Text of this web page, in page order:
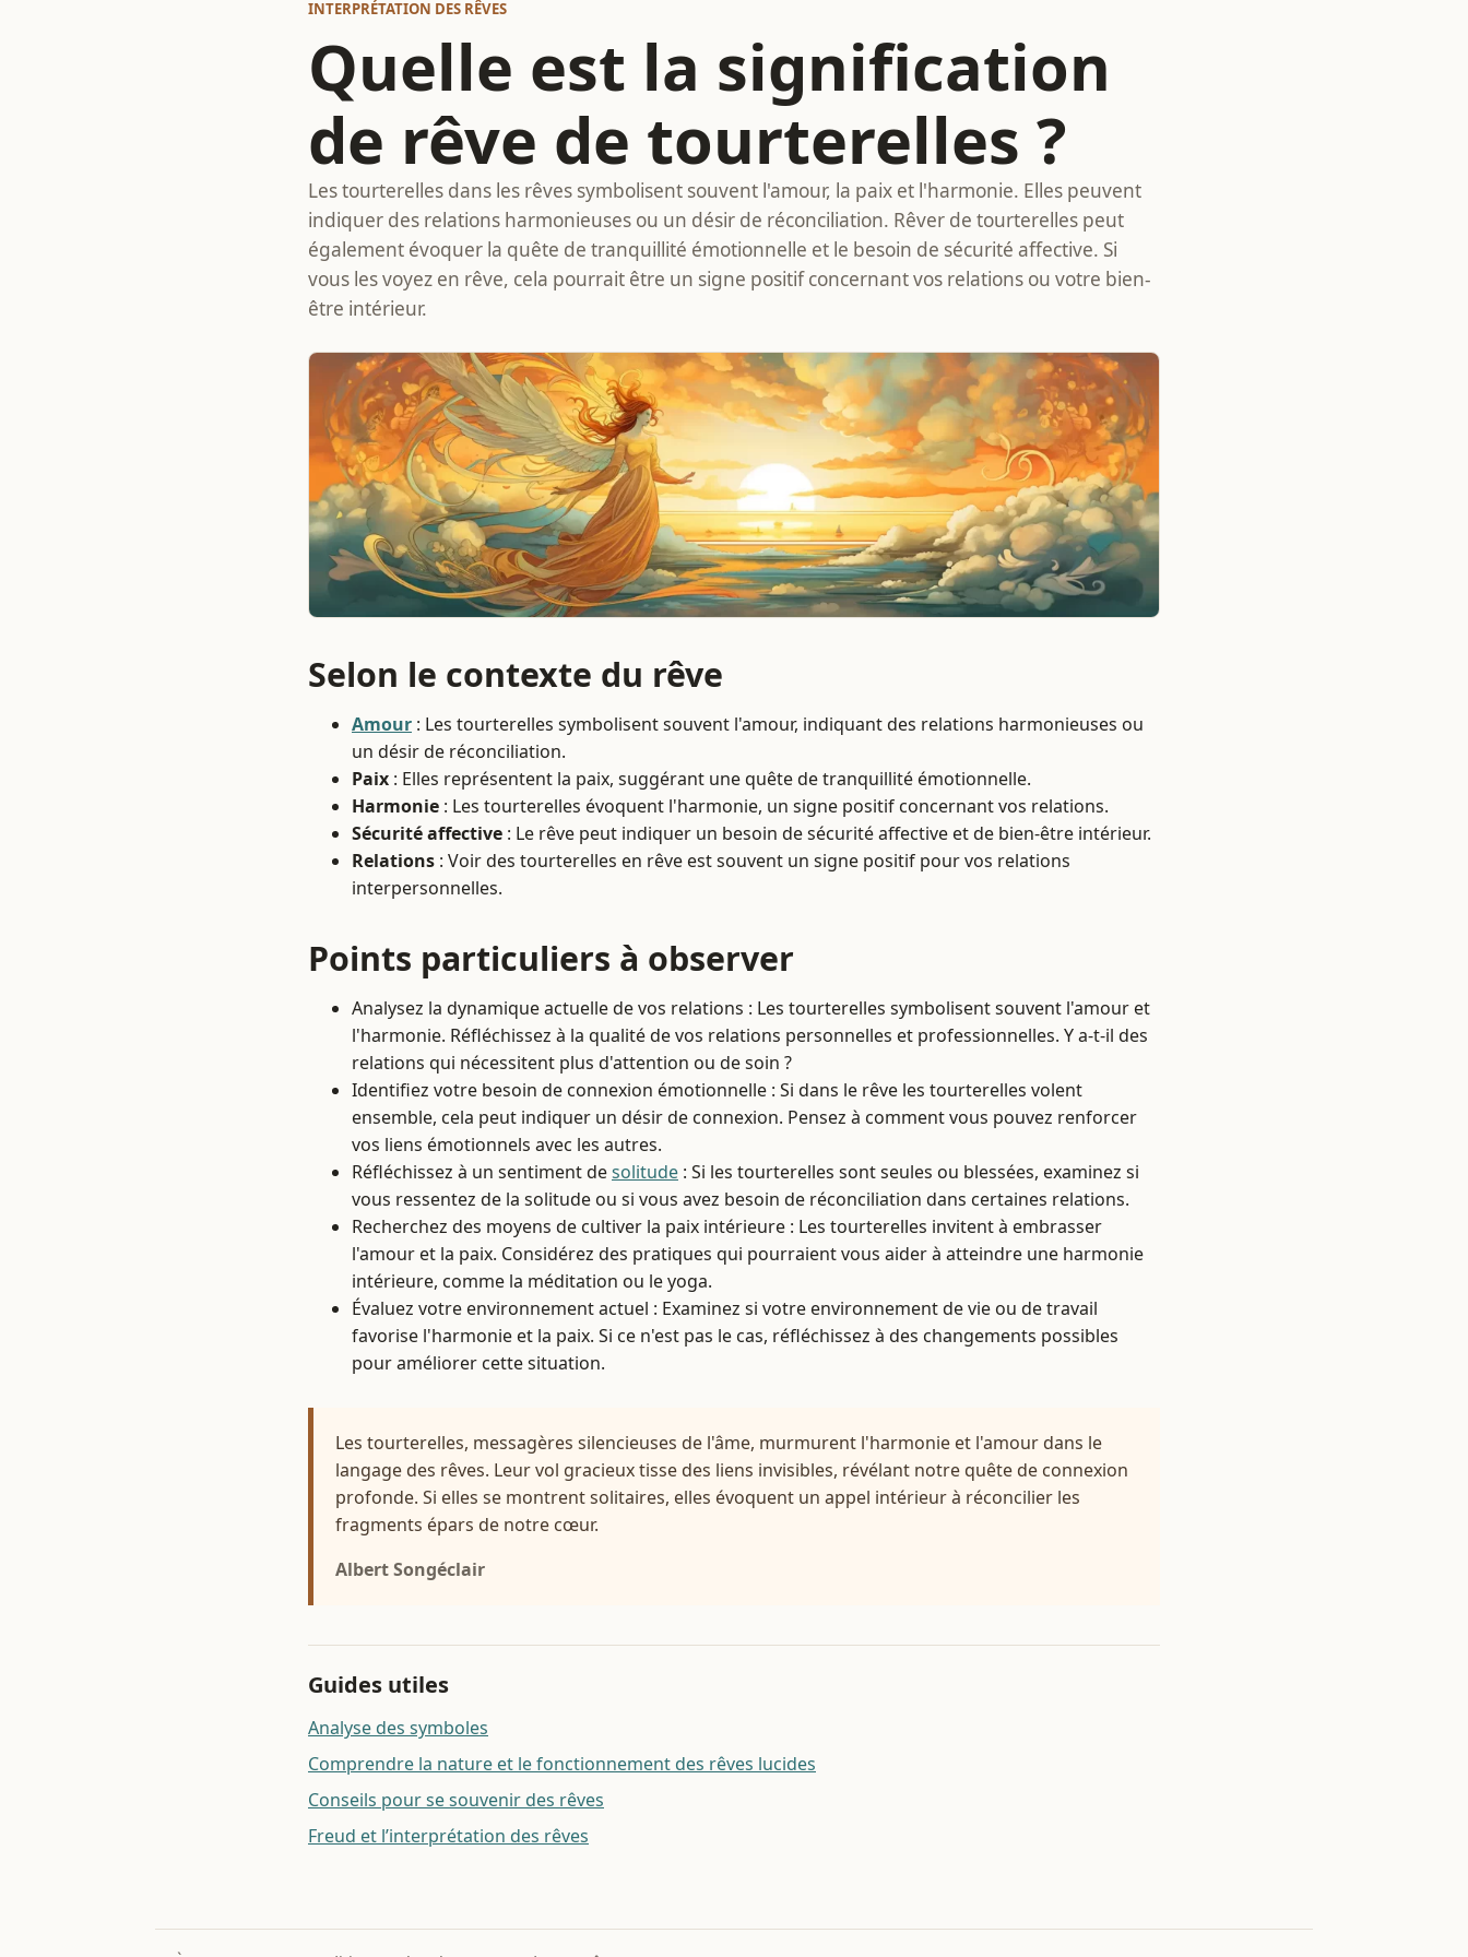
INTERPRÉTATION DES RÊVES
Quelle est la signification
de rêve de tourterelles ?
Les tourterelles dans les rêves symbolisent souvent l'amour, la paix et l'harmonie. Elles peuvent
indiquer des relations harmonieuses ou un désir de réconciliation. Rêver de tourterelles peut
également évoquer la quête de tranquillité émotionnelle et le besoin de sécurité affective. Si
vous les voyez en rêve, cela pourrait être un signe positif concernant vos relations ou votre bien-
être intérieur.
Selon le contexte du rêve
Amour : Les tourterelles symbolisent souvent l'amour, indiquant des relations harmonieuses ou
un désir de réconciliation.
Paix : Elles représentent la paix, suggérant une quête de tranquillité émotionnelle.
Harmonie : Les tourterelles évoquent l'harmonie, un signe positif concernant vos relations.
Sécurité affective : Le rêve peut indiquer un besoin de sécurité affective et de bien-être intérieur.
Relations : Voir des tourterelles en rêve est souvent un signe positif pour vos relations
interpersonnelles.
Points particuliers à observer
Analysez la dynamique actuelle de vos relations : Les tourterelles symbolisent souvent l'amour et
l'harmonie. Réfléchissez à la qualité de vos relations personnelles et professionnelles. Y a-t-il des
relations qui nécessitent plus d'attention ou de soin ?
Identifiez votre besoin de connexion émotionnelle : Si dans le rêve les tourterelles volent
ensemble, cela peut indiquer un désir de connexion. Pensez à comment vous pouvez renforcer
vos liens émotionnels avec les autres.
Réfléchissez à un sentiment desolitude : Si les tourterelles sont seules ou blessées, examinez si
vous ressentez de la solitude ou si vous avez besoin de réconciliation dans certaines relations.
Recherchez des moyens de cultiver la paix intérieure : Les tourterelles invitent à embrasser
l'amour et la paix. Considérez des pratiques qui pourraient vous aider à atteindre une harmonie
intérieure, comme la méditation ou le yoga.
Évaluez votre environnement actuel : Examinez si votre environnement de vie ou de travail
favorise l'harmonie et la paix. Si ce n'est pas le cas, réfléchissez à des changements possibles
pour améliorer cette situation.
Les tourterelles, messagères silencieuses de l'âme, murmurent l'harmonie et l'amour dans le
langage des rêves. Leur vol gracieux tisse des liens invisibles, révélant notre quête de connexion
profonde. Si elles se montrent solitaires, elles évoquent un appel intérieur à réconcilier les
fragments épars de notre cœur.
Albert Songéclair
Guides utiles
Analyse des symboles
Comprendre la nature et le fonctionnement des rêves lucides
Conseils pour se souvenir des rêves
Freud et l’interprétation des rêves